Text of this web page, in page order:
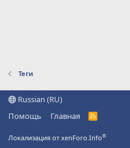
Теги
Russian (RU)
Помощь
Главная
R
Локализация от xenForo.Info®